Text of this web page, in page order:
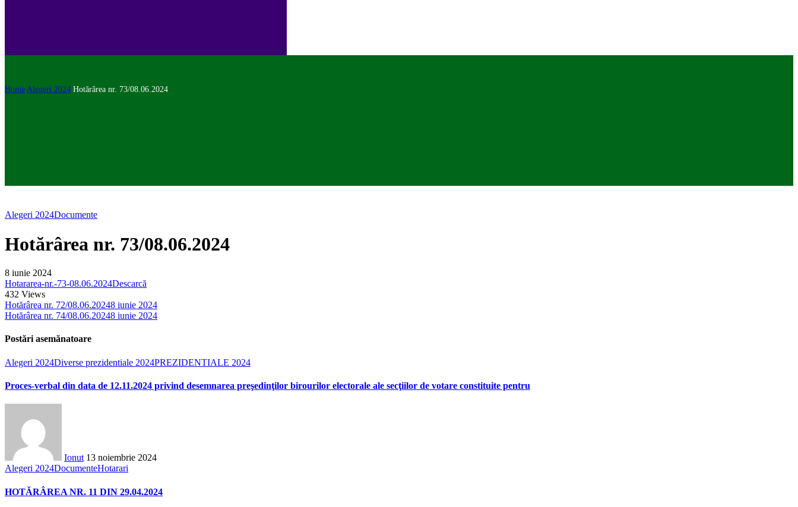
Home Alegeri 2024 Hotărârea nr. 73/08.06.2024
Alegeri 2024Documente
Hotărârea nr. 73/08.06.2024
8 iunie 2024
Hotararea-nr.-73-08.06.2024Descarcă
432 Views
Hotărârea nr. 72/08.06.20248 iunie 2024
Hotărârea nr. 74/08.06.20248 iunie 2024
Postări asemănatoare
Alegeri 2024Diverse prezidentiale 2024PREZIDENTIALE 2024
Proces-verbal din data de 12.11.2024 privind desemnarea preşedinţilor birourilor electorale ale secţiilor de votare constituite pentru
Ionut 13 noiembrie 2024
Alegeri 2024DocumenteHotarari
HOTĂRÂREA NR. 11 DIN 29.04.2024